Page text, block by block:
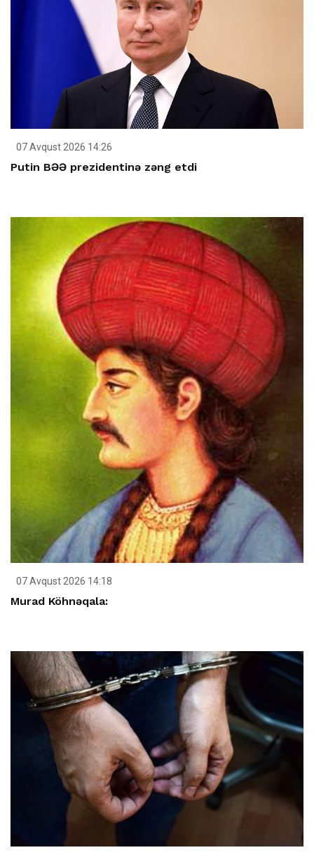
07 Avqust 2026 14:26
Putin BƏƏ prezidentinə zəng etdi
07 Avqust 2026 14:18
Murad Köhnəqala: